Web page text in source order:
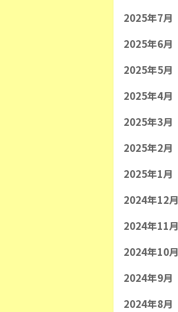
2025年7月
2025年6月
2025年5月
2025年4月
2025年3月
2025年2月
2025年1月
2024年12月
2024年11月
2024年10月
2024年9月
2024年8月